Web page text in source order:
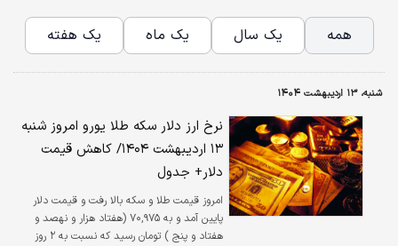
همه یک سال یک ماه یک هفته
شنبه، ۱۳ اردیبهشت ۱۴۰۴
نرخ ارز دلار سکه طلا یورو امروز شنبه
۱۳ اردیبهشت ۱۴۰۴/ کاهش قیمت
دلار+ جدول
امروز قیمت طلا و سکه بالا رفت و قیمت دلار
پایین آمد و به ۷۰,۹۷۵ (هفتاد هزار و نهصد و
هفتاد و پنج ) تومان رسید که نسبت به ۲ روز